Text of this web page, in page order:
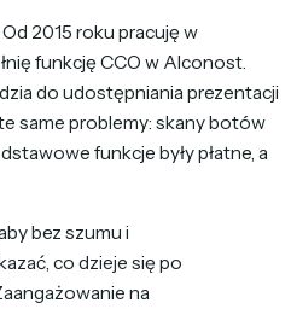
2015 roku pracuję w
funkcję CCO w Alconost.
do udostępniania prezentacji
same problemy: skany botów
funkcje były płatne, a
bez szumu i
co dzieje się po
na